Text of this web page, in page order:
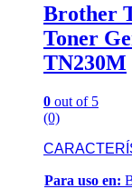
Brother
Toner
TN230M
0 out of 5
(0)
Para uso en: